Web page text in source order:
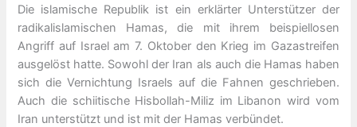
Die islamische Republik ist ein erklärter Unterstützer der
radikalislamischen Hamas, die mit ihrem beispiellosen
Angriff auf Israel am 7. Oktober den Krieg im Gazastreifen
ausgelöst hatte. Sowohl der Iran als auch die Hamas haben
sich die Vernichtung Israels auf die Fahnen geschrieben.
Auch die schiitische Hisbollah-Miliz im Libanon wird vom
Iran unterstützt und ist mit der Hamas verbündet.